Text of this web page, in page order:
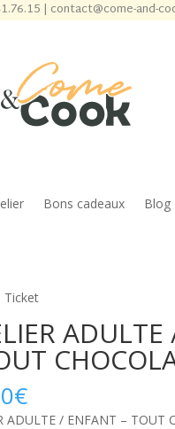
| contact@come-and-
Bons cadeaux Blog
Ticket
€
ADULTE / ENFANT – TOUT